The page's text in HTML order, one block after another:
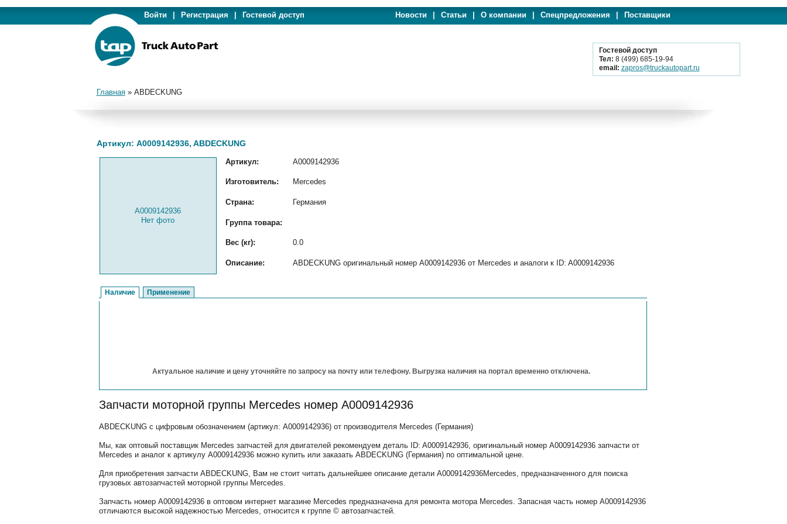
Войти Регистрация Гостевой доступ Новости Статьи О компании Спецпредложения Поставщики
Гостевой доступ
Тел: 8 (499) 685-19-94
email: zapros@truckautopart.ru
Главная» ABDECKUNG
Артикул: A0009142936, ABDECKUNG
A0009142936
Нет фото
Артикул: A0009142936
Изготовитель: Mercedes
Страна: Германия
Группа товара:
Вес (кг): 0.0
Описание: ABDECKUNG оригинальный номер A0009142936 от Mercedes и аналоги к ID: A0009142936
Наличие Применение
Актуальное наличие и цену уточняйте по запросу на почту или телефону. Выгрузка наличия на портал временно отключена.
Запчасти моторной группы Mercedes номер A0009142936
ABDECKUNG с цифровым обозначением (артикул: A0009142936) от производителя Mercedes (Германия)
Мы, как оптовый поставщик Mercedes запчастей для двигателей рекомендуем деталь ID: A0009142936, оригинальный номер A0009142936 запчасти от
Mercedes и аналог к артикулу A0009142936 можно купить или заказать ABDECKUNG (Германия) по оптимальной цене.
Для приобретения запчасти ABDECKUNG, Вам не стоит читать дальнейшее описание детали A0009142936Mercedes, предназначенного для поиска
грузовых автозапчастей моторной группы Mercedes.
Запчасть номер A0009142936 в оптовом интернет магазине Mercedes предназначена для ремонта мотора Mercedes. Запасная часть номер A0009142936
отличаются высокой надежностью Mercedes, относится к группе © автозапчастей.